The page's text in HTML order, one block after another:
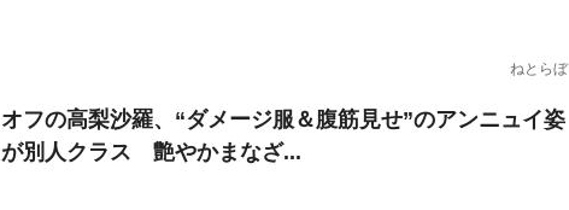
ねとらぼ
オフの高梨沙羅、“ダメージ服＆腹筋見せ”のアンニュイ姿
が別人クラス 艶やかまなざ...